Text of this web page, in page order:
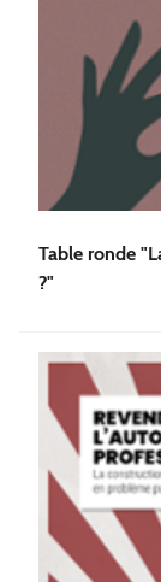
Table ronde
?"